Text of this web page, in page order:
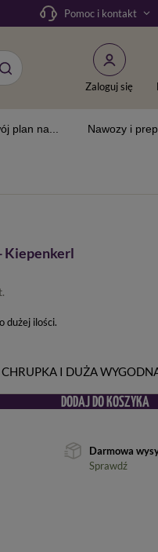
Pomoc i kontakt
Zaloguj się
plan na... Nawozy i
Kiepenkerl
dużej ilości
I DUŻA
DODAJ DO KOSZYKA
Darmowa
Sprawdź